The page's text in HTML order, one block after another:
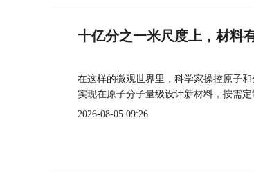
十亿分之一米尺度上，材料
在这样的微观世界里，科学家操控原子
实现在原子分子量级设计新材料，按需
2026-08-05 09:26